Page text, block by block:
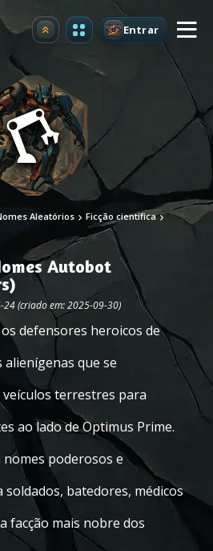
Atualizar Entrar
Aleatórios Ficção científica
Autobot
(criado em: 2025-09-30)
defensores heroicos de
que se
terrestres para
ao lado de Optimus Prime.
poderosos e
soldados, batedores, médicos
facção mais nobre dos